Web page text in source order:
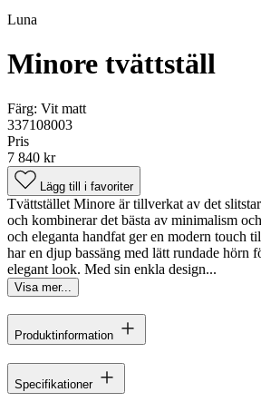
Luna
Minore tvättställ
Färg: Vit matt
337108003
Pris
7 840 kr
Lägg till i favoriter
Tvättstället Minore är tillverkat av det
och kombinerar det bästa av minimalism
och eleganta handfat ger en modern touch
har en djup bassäng med lätt rundade hörn
elegant look. Med sin enkla design...
Visa mer...
Produktinformation
Specifikationer